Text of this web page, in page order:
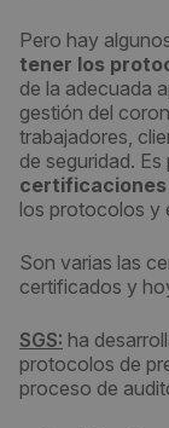
Pero hay
tener los
de la adecuada
gestión del
trabajadores,
de seguridad.
certificaciones
los protocolos y
Son varias las
certificados y
SGS: ha
protocolos de
proceso de